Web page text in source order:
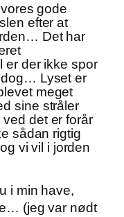
gode
efter at
Det har
der ikke spor
Lyset er
meget
sine stråler
det er forår
sådan rigtig
vi vil i jorden
i min have,
(jeg var nødt